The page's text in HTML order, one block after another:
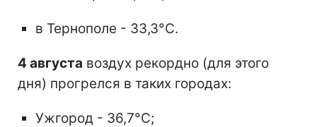
в Тернополе - 33,3°C.
4 августа воздух рекордно (для этого
дня) прогрелся в таких городах:
Ужгород - 36,7°C;